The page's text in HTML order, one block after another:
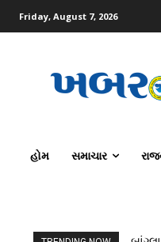
Friday, August 7, 2026
હોમ સમાચાર